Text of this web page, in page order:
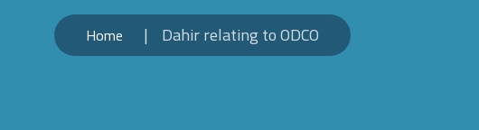
Home Dahir relating to ODCO